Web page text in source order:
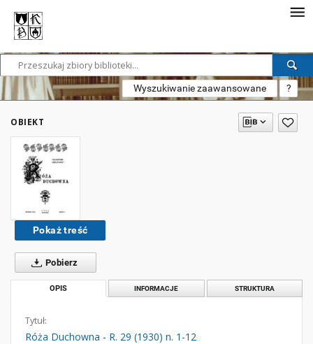
Wyszukiwanie zaawansowane ?
OBIEKT
Pokaż treść
Pobierz
OPIS INFORMACJE STRUKTURA
Tytuł:
Róża Duchowna - R. 29 (1930) n. 1-12